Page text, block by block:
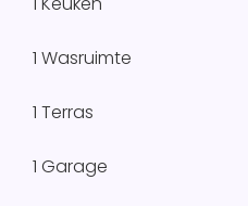
1 Wasruimte
1 Terras
1 Garage